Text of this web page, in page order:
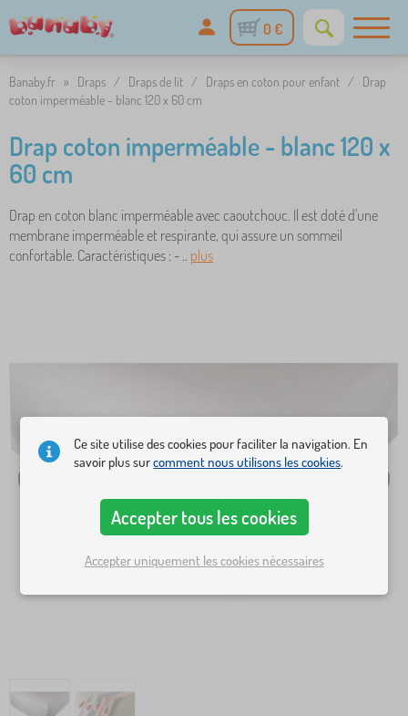
0 €
Banaby.fr » Draps / Draps de lit / Draps en coton pour enfant /
Drap
coton imperméable - blanc 120 x 60 cm
Drap coton imperméable - blanc 120 x
60 cm
Drap en coton blanc imperméable avec caoutchouc. Il est doté d'une
membrane imperméable et respirante, qui assure un sommeil
confortable. Caractéristiques : - .. plus
Ce site utilise des cookies pour faciliter la navigation. En
savoir plus surcomment nous utilisons les cookies.
Accepter tous les cookies
Accepter uniquement les cookies nécessaires